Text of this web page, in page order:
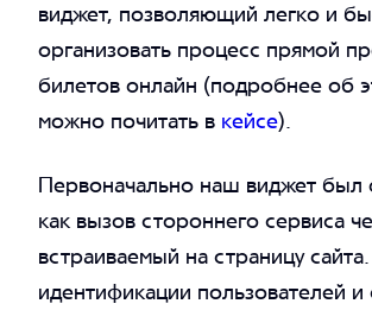
виджет, позволяющий легко и
организовать процесс прямой
билетов онлайн (подробнее об
можно почитать в кейсе).
Первоначально наш виджет был
как вызов стороннего сервиса
встраиваемый на страницу
идентификации пользователей и